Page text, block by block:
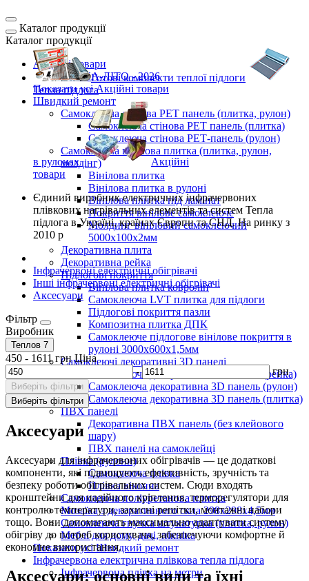
Каталог продукції
Каталог продукції
Акційні товари
ВЕСНА-ЛІТО - 2026
Показати усі Акційні товари
Швидкий ремонт
Самоклеюча стінова PET панель (плитка, рулон)
Самоклеюча стінова PET панель (плитка)
Самоклеюча стінова РЕТ-панель (рулон)
Самоклеюча вінілова плитка (плитка, рулон,
молдінг)
Вінілова плитка
Вінілова плитка в рулоні
Вінілова плитка під ламінат
Покриття вінілове самоклеюче
Молдинг вініловий самоклеючий
5000х100х2мм
Декоративна плита
Декоративна рейка
Підлогові покриття
Вінілова плитка ковролін
Самоклеюча LVT плитка для підлоги
Підлогові покриття пазли
Композитна плитка ДПК
Самоклеюче підлогове вінілове покриття в
рулоні 3000х600х1,5мм
Самоклеючі декоративні 3D панелі
Самоклеюча декоративна 3D панель (рейка)
Самоклеюча декоративна 3D панель (рулон)
Самоклеюча декоративна 3D панель (плитка)
ПВХ панелі
Декоративна ПВХ панель (без клейового
шару)
ПВХ панелі на самоклейці
Плівка (рулони)
Самоклеюча плівка
Плівка віконна
Самоклеюча поліуретанова плитка
Мозаїка з декоративного скла 298х298х4,5мм
Самоклеюча гнучка штукатурка (плитка, рулон)
Меблі для дому, дачі, пікніка
Показати усі Швидкий ремонт
Інфрачервона електрична плівкова тепла підлога
Інфрачервона плівка на метри
Готові комплекти теплої підлоги
Тепла підлога
в рулонах
Акційні
товари
Єдиний виробникелектричних інфрачервоних
плівкових нагрівальних елементів та систем Тепла
підлога в Україні, країнах Європи та СНД.На ринку з
2010 р
Інфрачервоні електричні обігрівачі
Інші інфрачервоні електричні обігрівачі
Аксесуари
Фільтр
Виробник
Теплов 7
450 - 1611грнЦіна
-
грн
Виберіть фільтри
Виберіть фільтри
Аксесуари
Аксесуари для інфрачервоних обігрівачів — це додаткові
компоненти, які підвищують ефективність, зручність та
безпеку роботи обігрівальних систем. Сюди входять
кронштейни для надійного кріплення, терморегулятори для
контролю температури, захисні решітки, монтажні набори
тощо. Вони допомагають максимально адаптувати систему
обігріву до потреб користувача, забезпечуючи комфортне й
економне використання.
Аксесуари: основні види та їхні